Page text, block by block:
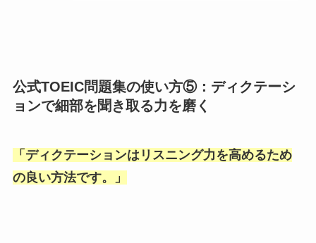
公式TOEIC問題集の使い方⑤：ディクテーシ
ョンで細部を聞き取る力を磨く
「 ディクテーションはリスニング力を高めるため
の良い方法です。
」